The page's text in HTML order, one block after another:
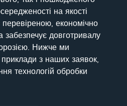
на якості
економічно
довготривалу
Нижче ми
з наших заявок,
технологій обробки